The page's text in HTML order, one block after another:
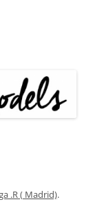
.R ( Madrid).